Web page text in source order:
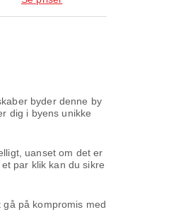
byder denne by
dig i byens unikke
uanset om det er
par klik kan du sikre
på kompromis med